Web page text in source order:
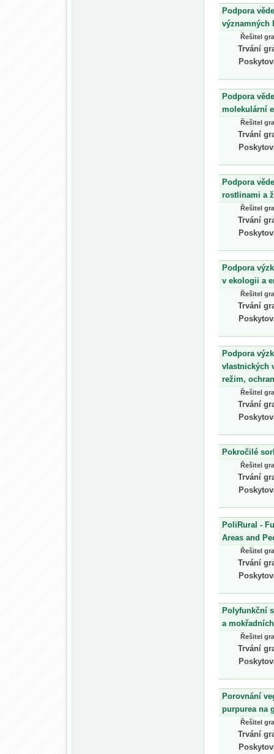
Podpora
významných
Řešitel
Trvání
Podpora
molekulární
Řešitel
Trvání
Podpora
rostlinami a
Řešitel
Trvání
Podpora
v ekologii a
Řešitel
Trvání
Podpora
vlastnických
režim,
Řešitel
Trvání
Pokročilé
Řešitel
Trvání
PoliRural -
Areas and
Řešitel
Trvání
Polyfunkční
a
Řešitel
Trvání
Porovnání
purpurea na
Řešitel
Trvání